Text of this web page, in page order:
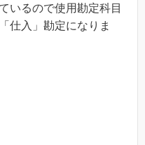
いるので使用勘定科目
仕入」勘定になりま